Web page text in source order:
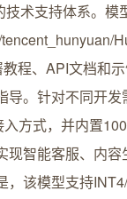
术支持体系。模
tencent_hunyuan/
程、API文档和
。针对不同开发
方式，并内置
现智能客服、内
，该模型支持